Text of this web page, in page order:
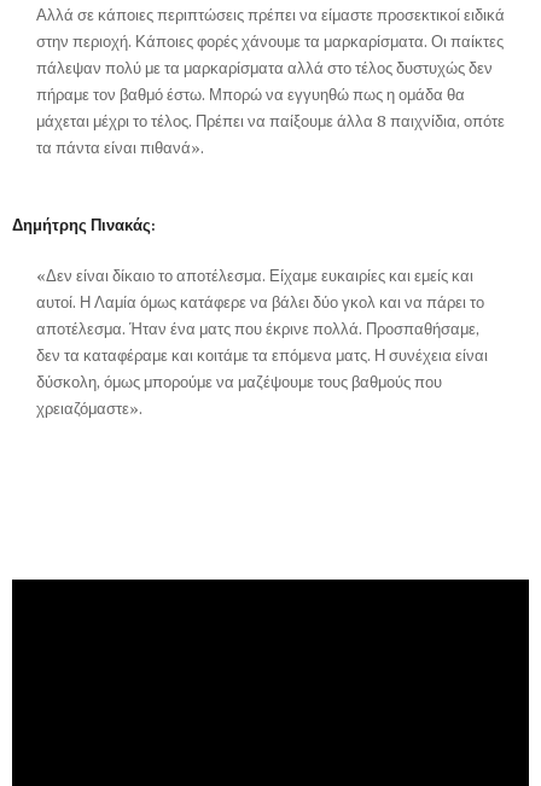
Αλλά σε κάποιες περιπτώσεις πρέπει να είμαστε προσεκτικοί ειδικά
στην περιοχή. Κάποιες φορές χάνουμε τα μαρκαρίσματα. Οι παίκτες
πάλεψαν πολύ με τα μαρκαρίσματα αλλά στο τέλος δυστυχώς δεν
πήραμε τον βαθμό έστω. Μπορώ να εγγυηθώ πως η ομάδα θα
μάχεται μέχρι το τέλος. Πρέπει να παίξουμε άλλα 8 παιχνίδια, οπότε
τα πάντα είναι πιθανά».
Δημήτρης Πινακάς:
«Δεν είναι δίκαιο το αποτέλεσμα. Είχαμε ευκαιρίες και εμείς και
αυτοί. Η Λαμία όμως κατάφερε να βάλει δύο γκολ και να πάρει το
αποτέλεσμα. Ήταν ένα ματς που έκρινε πολλά. Προσπαθήσαμε,
δεν τα καταφέραμε και κοιτάμε τα επόμενα ματς. Η συνέχεια είναι
δύσκολη, όμως μπορούμε να μαζέψουμε τους βαθμούς που
χρειαζόμαστε».